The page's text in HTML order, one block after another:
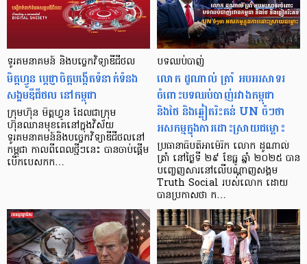
ទូរគមនាគមន៍ និង​បច្ចេកវិទ្យាឌីជីថល
មិត្តហ្វូន ប្ដេជ្ញាចិត្តបង្កើតទំនាក់ទំនង
សង្គមឌីជីថល នៅកម្ពុជា
ក្រុមហ៊ុន មិត្តហ្វូន ដែលជាក្រុម
ហ៊ុនឈានមុខគេនៅក្នុងវិស័យ
ទូរគមនាគមន៍និងបច្ចេកវិទ្យាឌីជីថលនៅ
កម្ពុជា កាលពីពេលថ្មីៗនេះ បានចាប់ផ្ដើម
បើកបេសកក…
បទឈប់បាញ់
លោក ដូណាល់ ត្រាំ អបអរសាទរ
ចំពោះបទឈប់បាញ់រវាងកម្ពុជា
និងថៃ និងឆ្លៀតរិះគន់ UN ចំៗថា
អសកម្មក្នុងការដោះស្រាយជម្លោះ
ប្រធានាធិបតីអាម៉េរិក លោក ដូណាល់
ត្រាំ នៅថ្ងៃទី ២៩ ខែធ្នូ ឆ្នាំ ២០២៥ បាន
បញ្ចេញសារនៅលើបណ្ដាញសង្គម
Truth Social របស់លោក ដោយ
បានប្រកាសថា ក…